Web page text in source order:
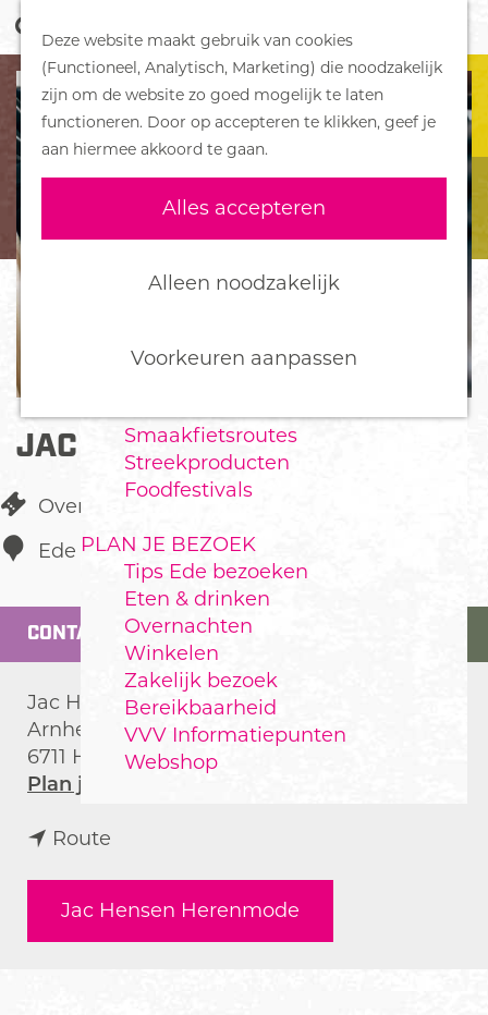
Deze website maakt gebruik van cookies
(Functioneel, Analytisch, Marketing) die noodzakelijk
zijn om de website zo goed mogelijk te laten
functioneren. Door op accepteren te klikken, geef je
aan hiermee akkoord te gaan.
Alles accepteren
Alleen noodzakelijk
Voorkeuren aanpassen
G
a
n
a
a
e
h
m
a
g
e
o
e
k
e
n
M
e
n
u
DORPEN
Bennekom
De Klomp
Deelen
Ederveen
Harskamp
Hoenderloo
Wekerom
Smaakfietsroutes
Streekproducten
Foodfestivals
PLAN JE BEZOEK
Tips Ede bezoeken
Eten & drinken
Overnachten
Winkelen
Zakelijk bezoek
Bereikbaarheid
VVV Informatiepunten
Webshop
JAC HENSEN HERENMODE
Overige winkels
Ede
CONTACT
Jac Hensen Herenmode
Arnhemseweg 4A
6711 HA
Ede
Plan je route
a
c
Route
r
J
Jac Hensen Herenmode